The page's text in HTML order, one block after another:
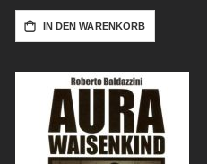
IN DEN WARENKORB